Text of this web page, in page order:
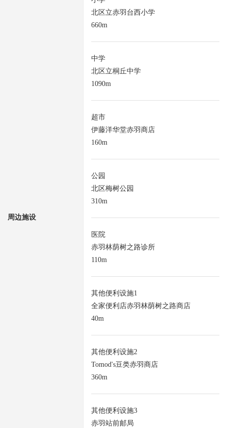
周边施设
北区立赤羽台西小学
660m
中学
北区立桐丘中学
1090m
超市
伊藤洋华堂赤羽商店
160m
公园
北区梅树公园
310m
医院
赤羽林荫树之路诊所
110m
其他便利设施1
全家便利店赤羽林荫树之路商店
40m
其他便利设施2
Tomod's豆类赤羽商店
360m
其他便利设施3
赤羽站前邮局